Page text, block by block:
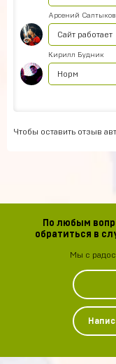
Арсений Салтыков
Сайт работает
Кирилл Будник
Норм
Чтобы оставить отзыв
По любым
обратиться в
Мы с